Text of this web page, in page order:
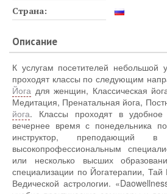
Страна:
Описание
К услугам посетителей небольшой
проходят классы по следующим
Йога для женщин, Классическая
Медитация, Пренатальная йога,
йога. Классы проходят в
вечернее время с понедельника
инструктор, преподающий в
высокопрофессиональным
или несколько высших
специализации по Йогатерапии,
Ведической астрологии.